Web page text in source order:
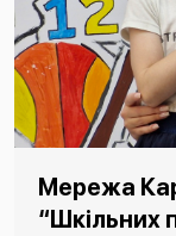
Мережа
“Шкільних